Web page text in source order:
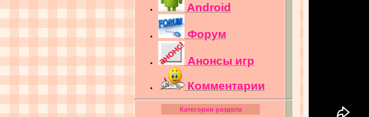
Android
Форум
Анонсы игр
Комментарии
Категории раздела